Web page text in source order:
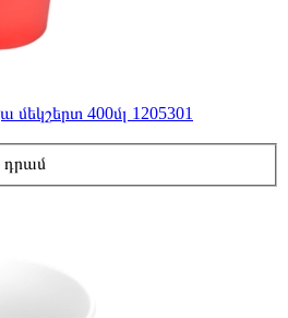
400մլ 1205301
դրամ